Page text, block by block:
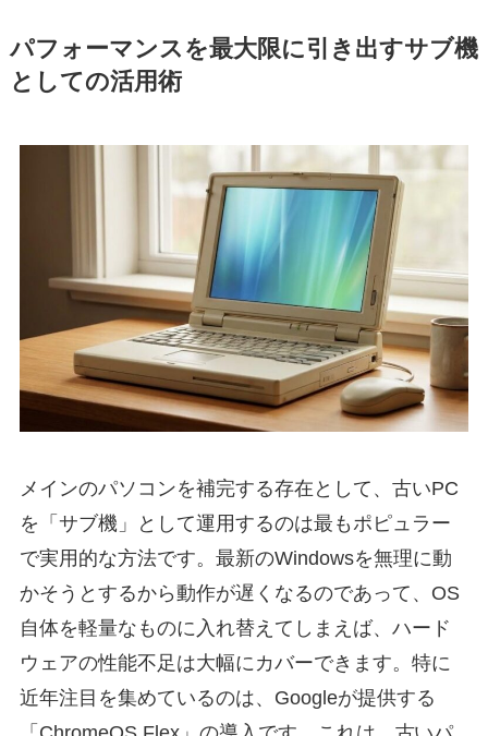
パフォーマンスを最大限に引き出すサブ機
としての活用術
メインのパソコンを補完する存在として、古いPC
を「サブ機」として運用するのは最もポピュラー
で実用的な方法です。最新のWindowsを無理に動
かそうとするから動作が遅くなるのであって、OS
自体を軽量なものに入れ替えてしまえば、ハード
ウェアの性能不足は大幅にカバーできます。特に
近年注目を集めているのは、Googleが提供する